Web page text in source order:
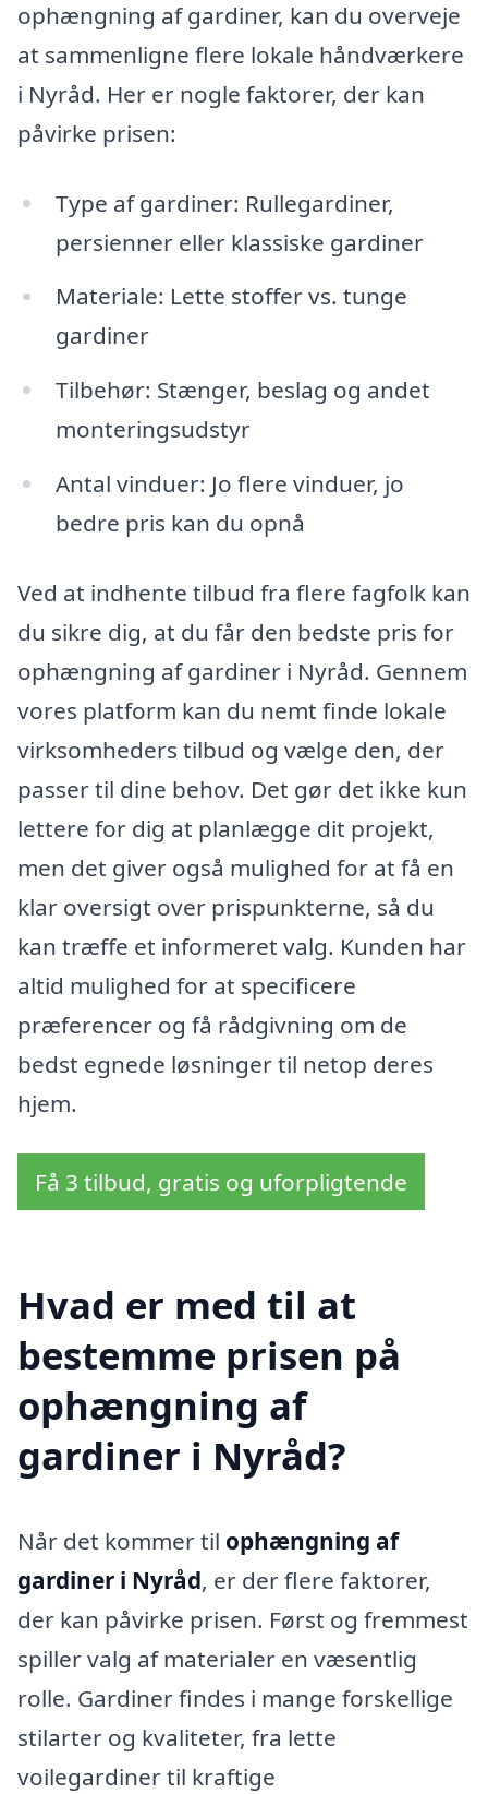
ophængning af gardiner, kan du overveje
at sammenligne flere lokale håndværkere
i Nyråd. Her er nogle faktorer, der kan
påvirke prisen:
Type af gardiner: Rullegardiner,
persienner eller klassiske gardiner
Materiale: Lette stoffer vs. tunge
gardiner
Tilbehør: Stænger, beslag og andet
monteringsudstyr
Antal vinduer: Jo flere vinduer, jo
bedre pris kan du opnå
Ved at indhente tilbud fra flere fagfolk kan
du sikre dig, at du får den bedste pris for
ophængning af gardiner i Nyråd. Gennem
vores platform kan du nemt finde lokale
virksomheders tilbud og vælge den, der
passer til dine behov. Det gør det ikke kun
lettere for dig at planlægge dit projekt,
men det giver også mulighed for at få en
klar oversigt over prispunkterne, så du
kan træffe et informeret valg. Kunden har
altid mulighed for at specificere
præferencer og få rådgivning om de
bedst egnede løsninger til netop deres
hjem.
Få 3 tilbud, gratis og uforpligtende
Hvad er med til at
bestemme prisen på
ophængning af
gardiner i Nyråd?
Når det kommer til ophængning af
gardiner i Nyråd, er der flere faktorer,
der kan påvirke prisen. Først og fremmest
spiller valg af materialer en væsentlig
rolle. Gardiner findes i mange forskellige
stilarter og kvaliteter, fra lette
voilegardiner til kraftige